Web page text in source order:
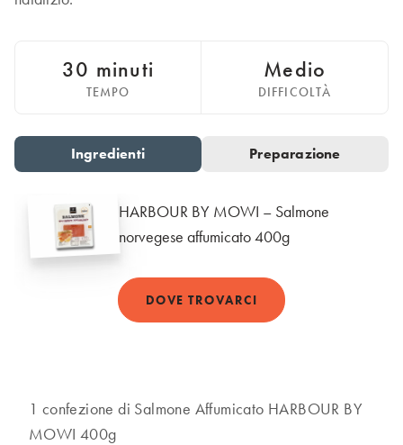
Global
English
30 minuti
TEMPO
Medio
DIFFICOLTÀ
Go to slide 1
Ingredienti Go to slide 2
Preparazione
HARBOUR BY MOWI – Salmone
norvegese affumicato 400g
DOVE TROVARCI
1 confezione di Salmone Affumicato HARBOUR BY
MOWI 400g